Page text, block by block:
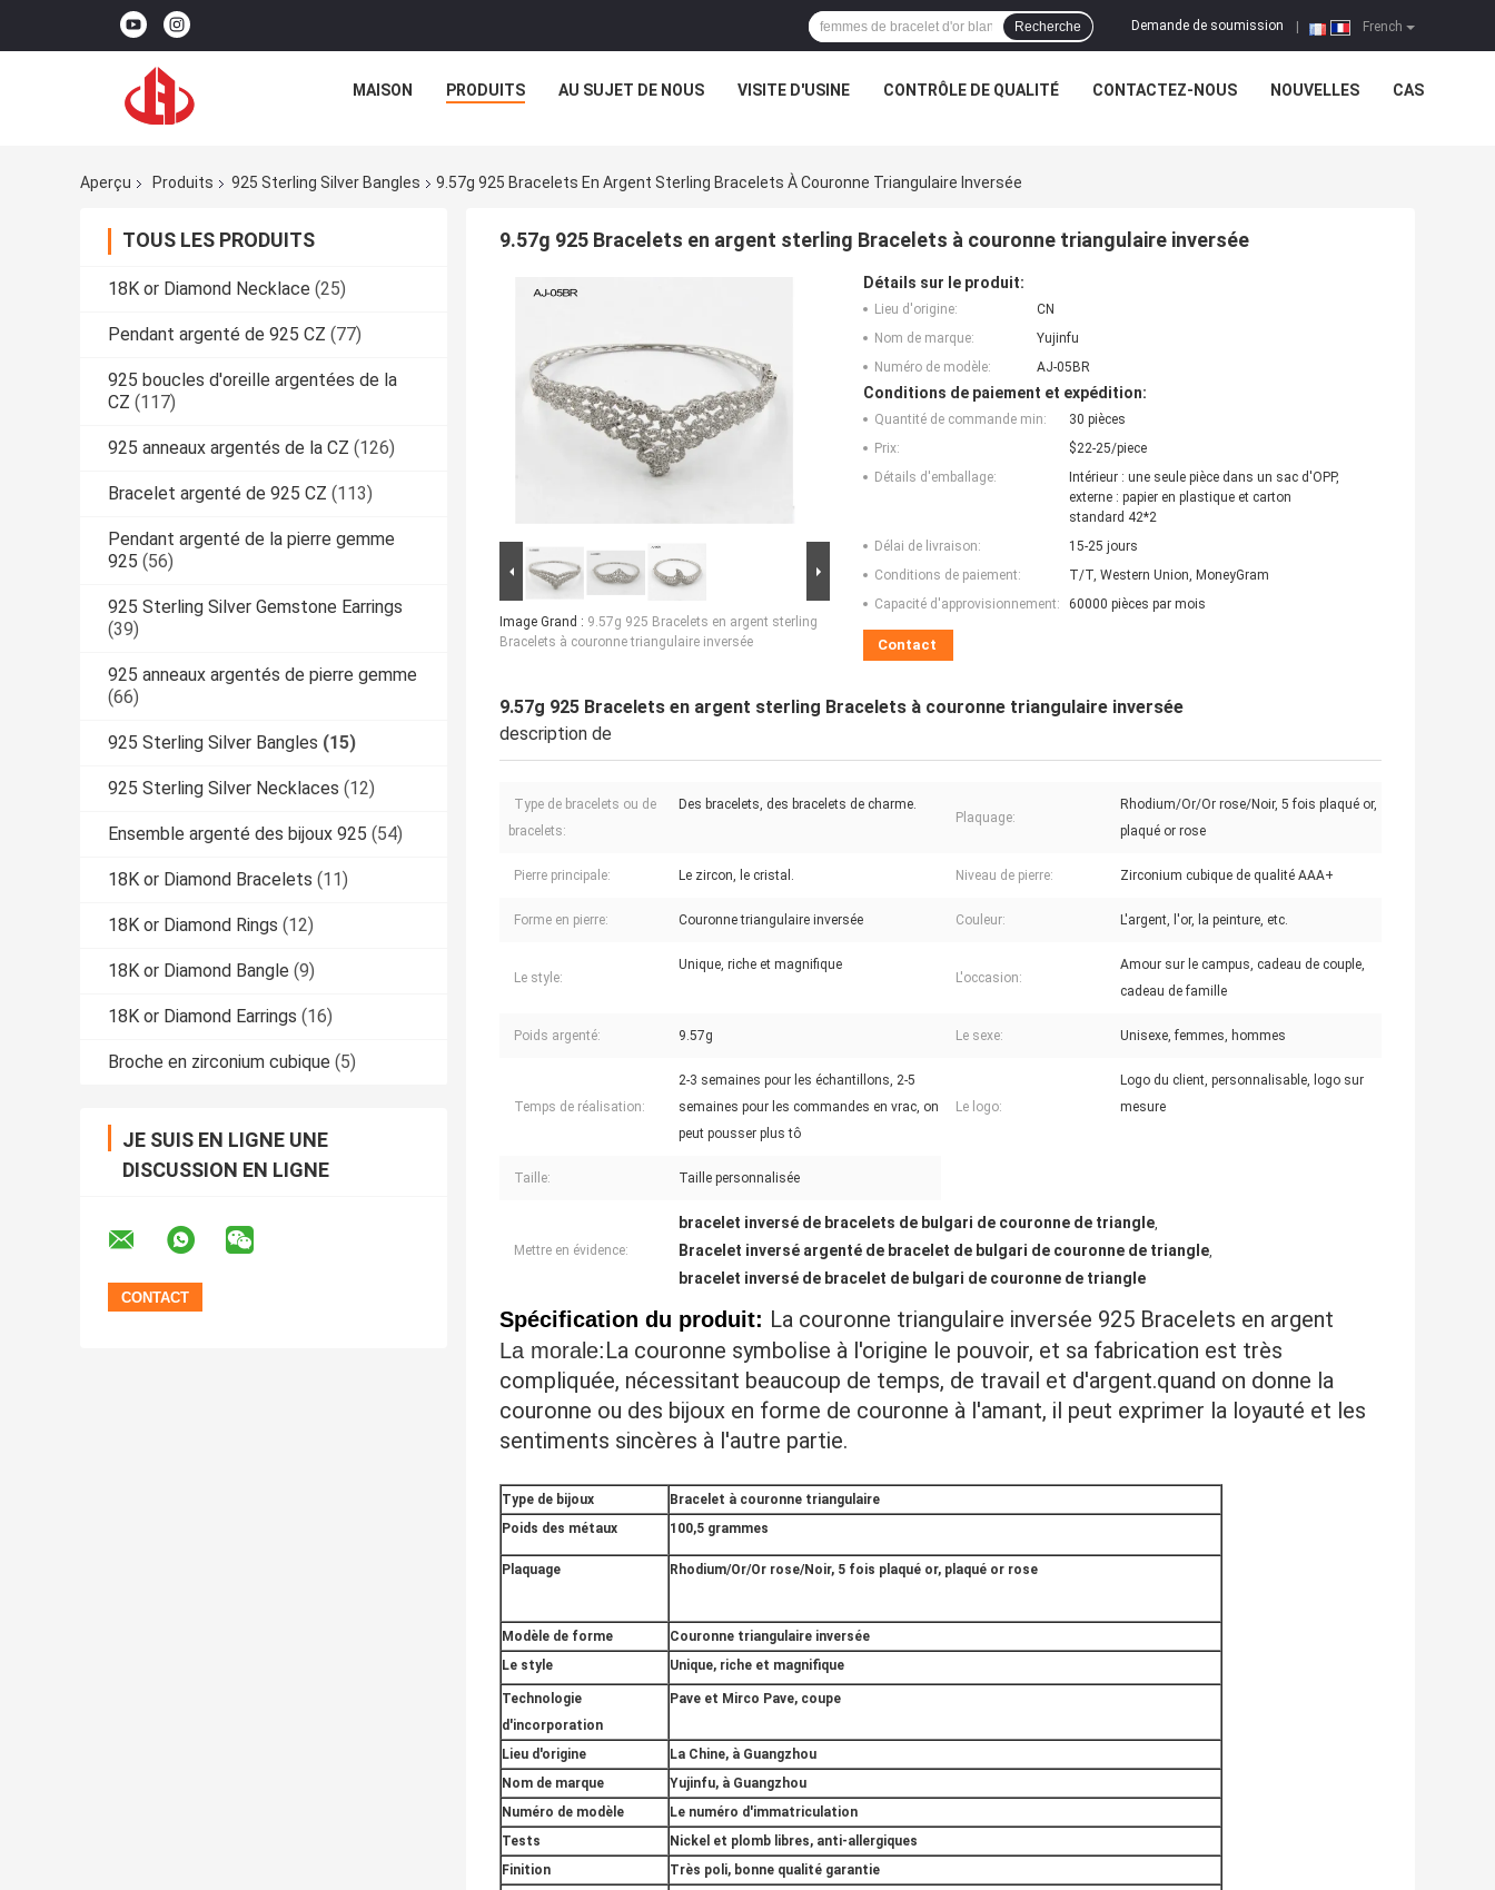
French
Demande de soumission
Recherche
MAISON PRODUITS AU SUJET DE NOUS VISITE D'USINE CONTRÔLE DE QUALITÉ CONTACTEZ-NOUS NOUVELLES CAS
Aperçu Produits 925 Sterling Silver Bangles 9.57g 925 Bracelets En Argent Sterling Bracelets À Couronne Triangulaire Inversée
TOUS LES PRODUITS
18K or Diamond Necklace (25)
Pendant argenté de 925 CZ (77)
925 boucles d'oreille argentées de la
CZ (117)
925 anneaux argentés de la CZ (126)
Bracelet argenté de 925 CZ (113)
Pendant argenté de la pierre gemme
925 (56)
925 Sterling Silver Gemstone Earrings
(39)
925 anneaux argentés de pierre gemme
(66)
925 Sterling Silver Bangles (15)
925 Sterling Silver Necklaces (12)
Ensemble argenté des bijoux 925 (54)
18K or Diamond Bracelets (11)
18K or Diamond Rings (12)
18K or Diamond Bangle (9)
18K or Diamond Earrings (16)
Broche en zirconium cubique (5)
JE SUIS EN LIGNE UNE
DISCUSSION EN LIGNE
9.57g 925 Bracelets en argent sterling Bracelets à couronne triangulaire inversée
Image Grand : 9.57g 925 Bracelets en argent sterling
Bracelets à couronne triangulaire inversée
Détails sur le produit:
Lieu d'origine:
CN
Nom de marque:
Yujinfu
Numéro de modèle:
AJ-05BR
Conditions de paiement et expédition:
Quantité de commande min:
30 pièces
Prix:
$22-25/piece
Détails d'emballage:
Intérieur : une seule pièce dans un sac d'OPP,
externe : papier en plastique et carton
standard 42*2
Délai de livraison:
15-25 jours
Conditions de paiement:
T/T, Western Union, MoneyGram
Capacité d'approvisionnement:
60000 pièces par mois
Contact
9.57g 925 Bracelets en argent sterling Bracelets à couronne triangulaire inversée
description de
Type de bracelets ou de
bracelets:
Des bracelets, des bracelets de charme.
Plaquage:
Rhodium/Or/Or rose/Noir, 5 fois plaqué or,
plaqué or rose
Pierre principale: Le zircon, le cristal. Niveau de pierre: Zirconium cubique de qualité AAA+
Forme en pierre: Couronne triangulaire inversée Couleur: L'argent, l'or, la peinture, etc.
Le style:
Unique, riche et magnifique
L'occasion:
Amour sur le campus, cadeau de couple,
cadeau de famille
Poids argenté: 9.57g Le sexe: Unisexe, femmes, hommes
Temps de réalisation:
2-3 semaines pour les échantillons, 2-5
semaines pour les commandes en vrac, on
peut pousser plus tô
Le logo:
Logo du client, personnalisable, logo sur
mesure
Taille: Taille personnalisée
Mettre en évidence:
bracelet inversé de bracelets de bulgari de couronne de triangle,
Bracelet inversé argenté de bracelet de bulgari de couronne de triangle,
bracelet inversé de bracelet de bulgari de couronne de triangle
Spécification du produit: La couronne triangulaire inversée 925 Bracelets en argent
La morale:La couronne symbolise à l'origine le pouvoir, et sa fabrication est très
compliquée, nécessitant beaucoup de temps, de travail et d'argent.quand on donne la
couronne ou des bijoux en forme de couronne à l'amant, il peut exprimer la loyauté et les
sentiments sincères à l'autre partie.
Type de bijoux
Bracelet à couronne triangulaire
Poids des métaux
100,5 grammes
Plaquage Rhodium/Or/Or rose/Noir, 5 fois plaqué or, plaqué or rose
Modèle de forme
Couronne triangulaire inversée
Le style
Unique, riche et magnifique
Technologie
d'incorporation
Pave et Mirco Pave, coupe
Lieu d'origine
La Chine, à Guangzhou
Nom de marque
Yujinfu, à Guangzhou
Numéro de modèle
Le numéro d'immatriculation
Tests
Nickel et plomb libres, anti-allergiques
Finition
Très poli, bonne qualité garantie